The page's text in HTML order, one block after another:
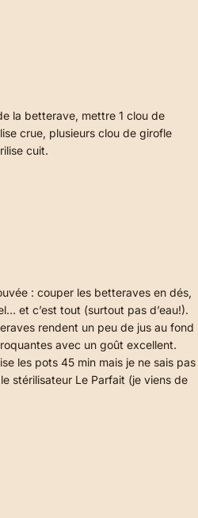
la betterave, mettre 1 clou de
crue, plusieurs clou de girofle
cuit.
: couper les betteraves en dés,
et c’est tout (surtout pas d’eau!).
rendent un peu de jus au fond
avec un goût excellent.
les pots 45 min mais je ne sais pas
stérilisateur Le Parfait (je viens de